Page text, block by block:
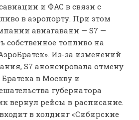
и ФАС в связи с
в аэропорту. При этом
авиагавани — S7 —
собственное топливо на
Из-за изменений
S7 анонсировала отмену
в Москву и
губернатора
вернул рейсы в расписание.
в холдинг «Сибирские